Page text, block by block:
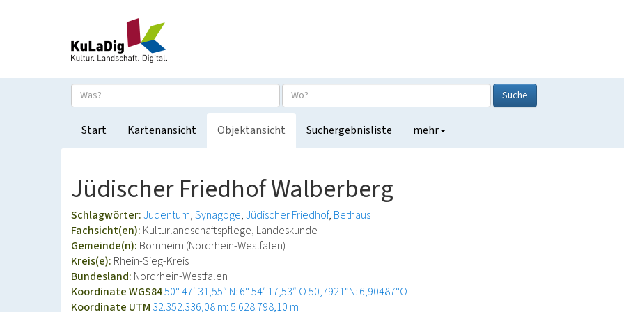
Suche
Start Kartenansicht Objektansicht Suchergebnisliste mehr
Jüdischer Friedhof Walberberg
Schlagwörter:Judentum Synagoge Jüdischer Friedhof Bethaus
Fachsicht(en): Kulturlandschaftspflege, Landeskunde
Gemeinde(n): Bornheim (Nordrhein-Westfalen)
Kreis(e): Rhein-Sieg-Kreis
Bundesland: Nordrhein-Westfalen
Koordinate WGS8450° 47′ 31,55″ N: 6° 54′ 17,53″ O50,7921°N: 6,90487°O
Koordinate UTM 32.352.336,08 m: 5.628.798,10 m